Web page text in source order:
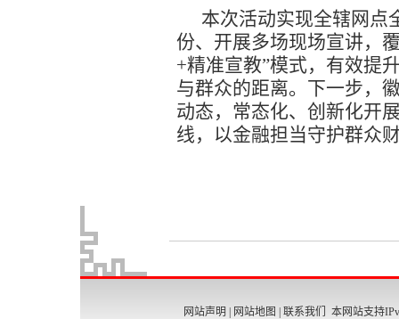
网站声明 网站地图 联系我们
本网站支持